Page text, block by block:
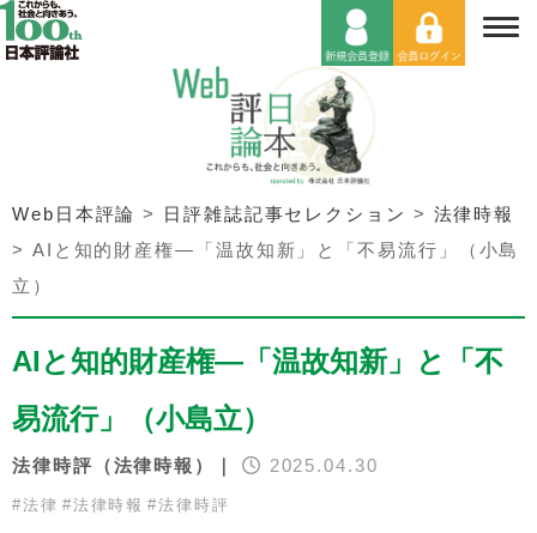
Web日本評論 > 日評雑誌記事セレクション > 法律時報
> AIと知的財産権—「温故知新」と「不易流行」（小島
立）
AIと知的財産権—「温故知新」と「不
易流行」（小島立）
法律時評（法律時報）｜ 2025.04.30
#法律 #法律時報 #法律時評